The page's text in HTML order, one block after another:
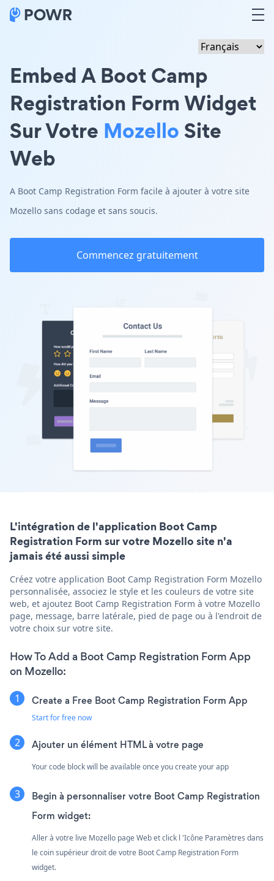
Embed A Boot Camp
Registration Form Widget
Sur Votre MozelloSite
Web
A Boot Camp Registration Form facile à ajouter à votre site
Mozello sans codage et sans soucis.
Commencez gratuitement
L'intégration de l'application Boot Camp
Registration Form sur votre Mozello site n'a
jamais été aussi simple
Créez votre application Boot Camp Registration Form Mozello
personnalisée, associez le style et les couleurs de votre site
web, et ajoutez Boot Camp Registration Form à votre Mozello
page, message, barre latérale, pied de page ou à l'endroit de
votre choix sur votre site.
How To Add a Boot Camp Registration Form App
on Mozello:
Create a Free Boot Camp Registration Form App
Start for free now
Ajouter un élément HTML à votre page
Your code block will be available once you create your app
Begin à personnaliser votre Boot Camp Registration
Form widget:
Aller à votre live Mozello page Web et click l 'Icône Paramètres dans
le coin supérieur droit de votre Boot Camp Registration Form
widget.